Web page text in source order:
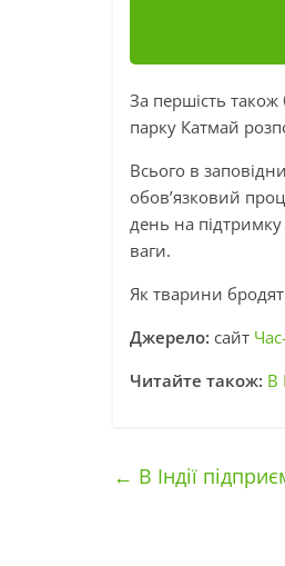
За першість також
парку Катмай
Всього в
обов’язковий
день на підтримку
ваги.
Як тварини
Джерело: сайт
Читайте також: В
← В Індії